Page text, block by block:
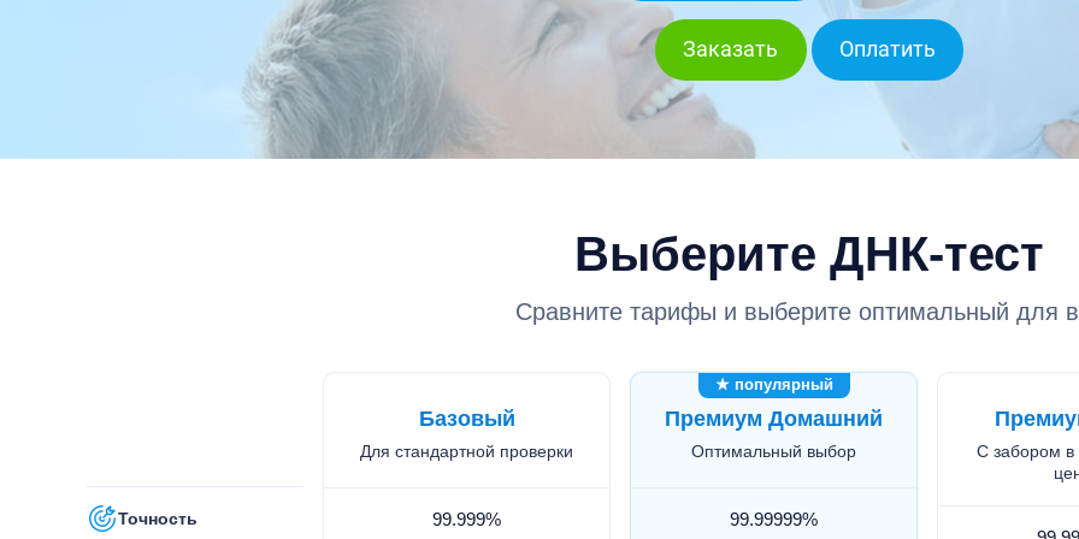
Заказать Оплатить
Выберите ДНК-тест
Сравните тарифы и выберите оптимальный для
Точность
Базовый
Для стандартной проверки
99.999%
★ популярный
Премиум Домашний
Оптимальный выбор
99.99999%
С забором в